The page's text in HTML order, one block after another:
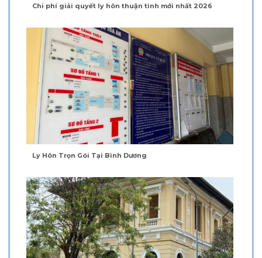
Chi phí giải quyết ly hôn thuận tình mới nhất 2026
Ly Hôn Trọn Gói Tại Bình Dương